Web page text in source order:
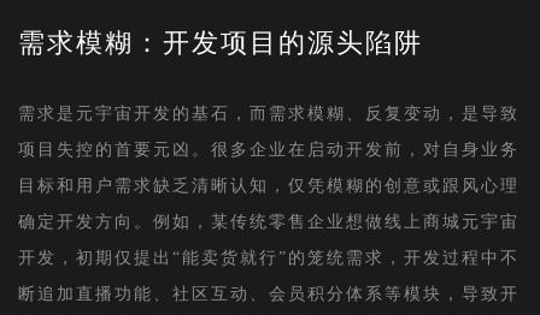
需求模糊：开发项目的源头陷阱
需求是元宇宙开发的基石，而需求模糊、反复变动，是导致
项目失控的首要元凶。很多企业在启动开发前，对自身业务
目标和用户需求缺乏清晰认知，仅凭模糊的创意或跟风心理
确定开发方向。例如，某传统零售企业想做线上商城元宇宙
开发，初期仅提出“能卖货就行”的笼统需求，开发过程中不
断追加直播功能、社区互动、会员积分体系等模块，导致开